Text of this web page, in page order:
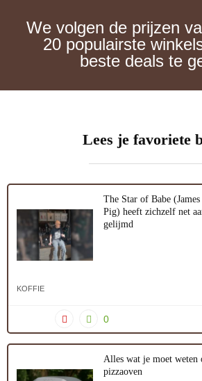
We volgen de prijzen
20 populairste
beste deals te
Lees je favoriete
The Star of Babe
Pig) heeft zichzelf net
gelijmd
KOFFIE
0
Alles wat je moet weten
pizzaoven